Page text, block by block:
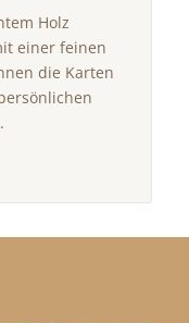
Holz
einer feinen
die Karten